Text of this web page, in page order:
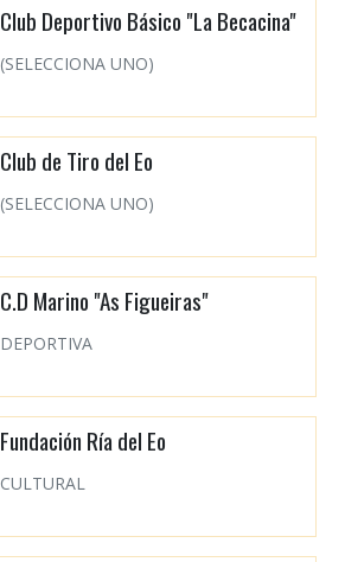
Club Deportivo Básico "La Becacina"
(SELECCIONA UNO)
Club de Tiro del Eo
(SELECCIONA UNO)
C.D Marino "As Figueiras"
DEPORTIVA
Fundación Ría del Eo
CULTURAL